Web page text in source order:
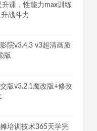
升课，性能力max训练
战斗力
院v3.4.3 v3超清画质
版
版v3.2.1魔改版+修改
培训技术365天学完